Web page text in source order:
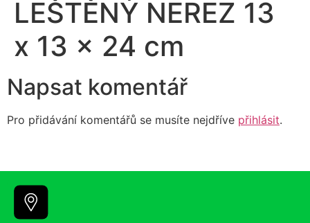
LEŠTĚNÝ NEREZ 13
x 13 x 24 cm
Napsat komentář
Pro přidávání komentářů se musíte nejdříve přihlásit.